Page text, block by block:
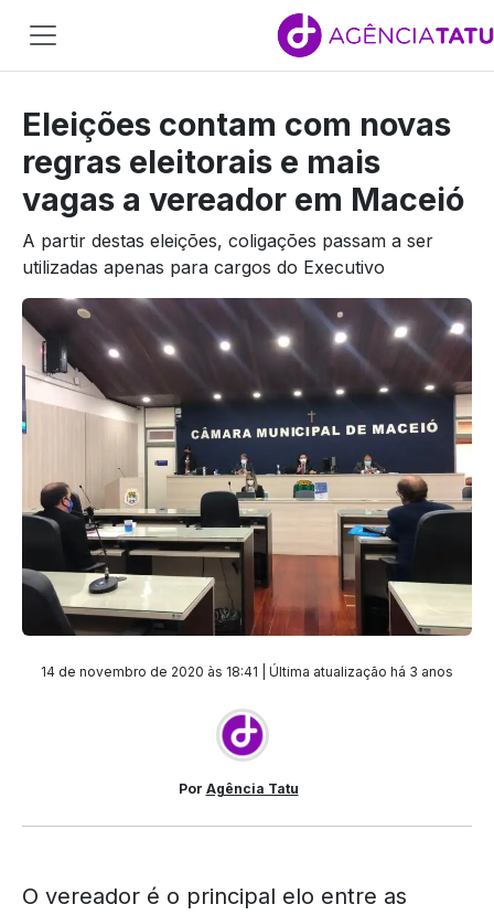
Pular para o conteúdo
Main
Eleições contam com novas
regras eleitorais e mais
vagas a vereador em Maceió
A partir destas eleições, coligações passam a ser
utilizadas apenas para cargos do Executivo
14 de novembro de 2020 às 18:41 | Última atualização há 3 anos
Por Agência Tatu
O vereador é o principal elo entre as